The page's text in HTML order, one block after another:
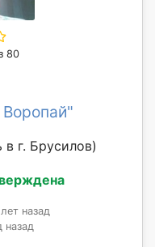
80
г. Брусилов)
назад
назад